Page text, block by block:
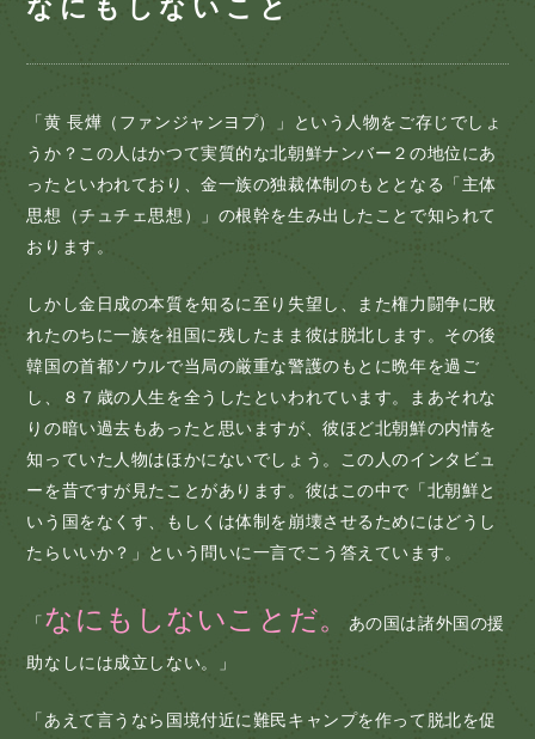
なにもしないこと
「黄 長燁（ファンジャンヨプ）」という人物をご存じでしょ
うか？この人はかつて実質的な北朝鮮ナンバー２の地位にあ
ったといわれており、金一族の独裁体制のもととなる「主体
思想（チュチェ思想）」の根幹を生み出したことで知られて
おります。
しかし金日成の本質を知るに至り失望し、また権力闘争に敗
れたのちに一族を祖国に残したまま彼は脱北します。その後
韓国の首都ソウルで当局の厳重な警護のもとに晩年を過ご
し、８７歳の人生を全うしたといわれています。まあそれな
りの暗い過去もあったと思いますが、彼ほど北朝鮮の内情を
知っていた人物はほかにないでしょう。この人のインタビュ
ーを昔ですが見たことがあります。彼はこの中で「北朝鮮と
いう国をなくす、もしくは体制を崩壊させるためにはどうし
たらいいか？」という問いに一言でこう答えています。
「 なにもしないことだ。 あの国は諸外国の援
助なしには成立しない。」
「あえて言うなら国境付近に難民キャンプを作って脱北を促